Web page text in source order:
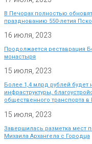
В Печорах полностью
празднованию 550-летия
16 июля, 2023
Продолжается реставрация
монастыря
15 июля, 2023
Более 1,4 млрд рублей будет
инфраструктуры,
общественного транспорта в
15 июля, 2023
Завершилась разметка мест
Михаила Архангела с Городца